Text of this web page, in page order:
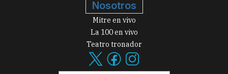
Nosotros
Mitre en vivo
La 100 en vivo
Teatro tronador